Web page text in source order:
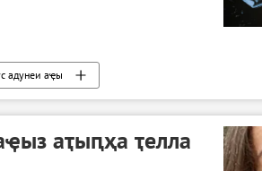
адунеи аҿы
аҭыԥҳа ҭелла